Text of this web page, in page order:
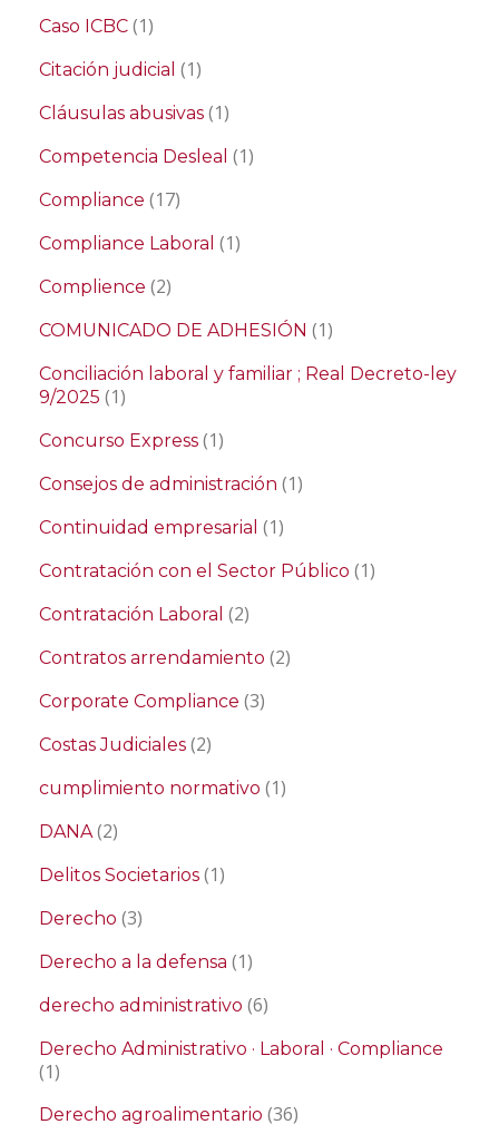
Caso ICBC (1)
Citación judicial (1)
Cláusulas abusivas (1)
Competencia Desleal (1)
Compliance (17)
Compliance Laboral (1)
Complience (2)
COMUNICADO DE ADHESIÓN (1)
Conciliación laboral y familiar ; Real Decreto-ley
9/2025 (1)
Concurso Express (1)
Consejos de administración (1)
Continuidad empresarial (1)
Contratación con el Sector Público (1)
Contratación Laboral (2)
Contratos arrendamiento (2)
Corporate Compliance (3)
Costas Judiciales (2)
cumplimiento normativo (1)
DANA(2)
Delitos Societarios (1)
Derecho (3)
Derecho a la defensa (1)
derecho administrativo (6)
Derecho Administrativo · Laboral · Compliance
(1)
Derecho agroalimentario (36)